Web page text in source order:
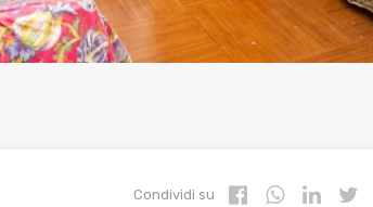
Condividi su